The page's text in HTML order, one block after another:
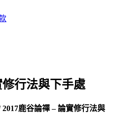
修行法與下手處
2017鹿谷論禪 – 論實修行法與